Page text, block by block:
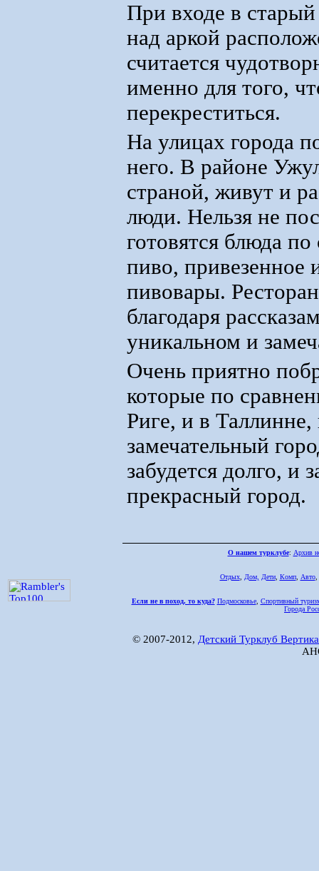
При входе в
над аркой
считается
именно для того,
перекреститься.
На улицах города
него. В районе
страной, живут и
люди. Нельзя не
готовятся блюда
пиво, привезенное
пивовары.
благодаря
уникальном и
Очень приятно
которые по
Риге, и в
замечательный
забудется долго, и
прекрасный город.
О нашем турклубе: Архив
Отдых, Дом, Дети, Комп, Авто,
Если не в поход, то куда? Подмосковье, Спортивный
Города
© 2007-2012, Детский Турклуб